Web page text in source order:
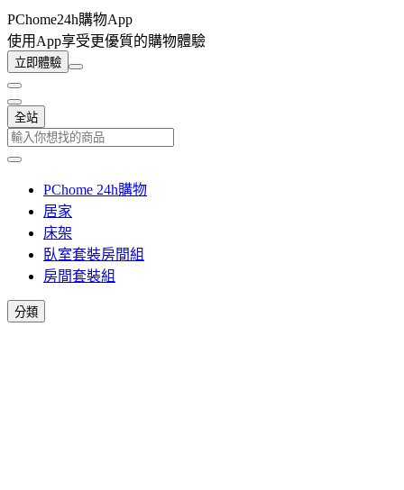
PChome24h購物App
使用App享受更優質的購物體驗
立即體驗
全站
PChome 24h購物
居家
床架
臥室套裝房間組
房間套裝組
分類